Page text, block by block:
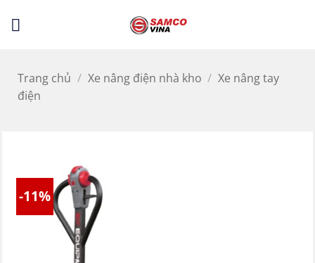
qua
Trang chủ / Xe nâng điện nhà kho / Xe nâng tay
điện
-11%